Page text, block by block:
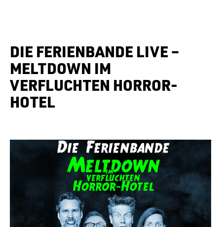
DIE FERIENBANDE LIVE –
MELTDOWN IM
VERFLUCHTEN HORROR-
HOTEL